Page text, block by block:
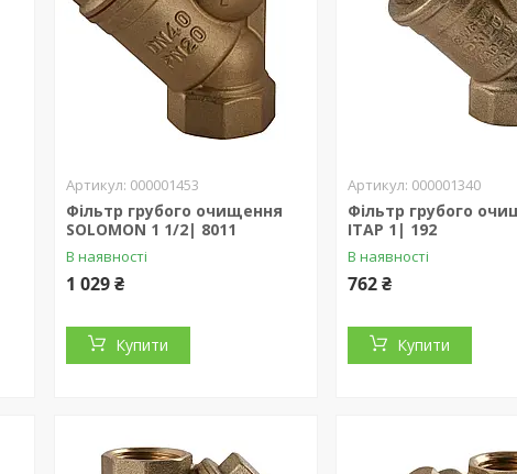
000001453
Фільтр грубого очищення
SOLOMON 1 1/2| 8011
В наявності
1 029 ₴
Купити
000001340
Фільтр грубого
ITAP 1| 192
В наявності
762 ₴
Купити